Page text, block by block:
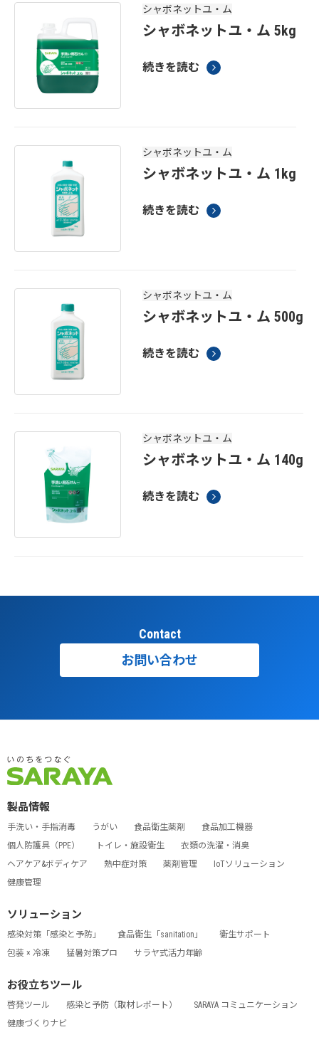
シャボネットユ・ム
シャボネットユ・ム 5kg
続きを読む
シャボネットユ・ム
シャボネットユ・ム 1kg
続きを読む
シャボネットユ・ム
シャボネットユ・ム 500g
続きを読む
シャボネットユ・ム
シャボネットユ・ム 140g
続きを読む
Contact
お問い合わせ
製品情報
手洗い・手指消毒 うがい 食品衛生薬剤
食品加工機器
個人防護具（PPE）
トイレ・施設衛生
衣類の洗濯・消臭
ヘアケア&ボディケア
熱中症対策 薬剤管理
IoTソリューション
健康管理
ソリューション
感染対策「感染と予防」 食品衛生「sanitation」
衛生サポート
包装 × 冷凍
猛暑対策プロ サラヤ式活力年齢
お役立ちツール
啓発ツール 感染と予防（取材レポート）
SARAYA コミュニケーション
健康づくりナビ